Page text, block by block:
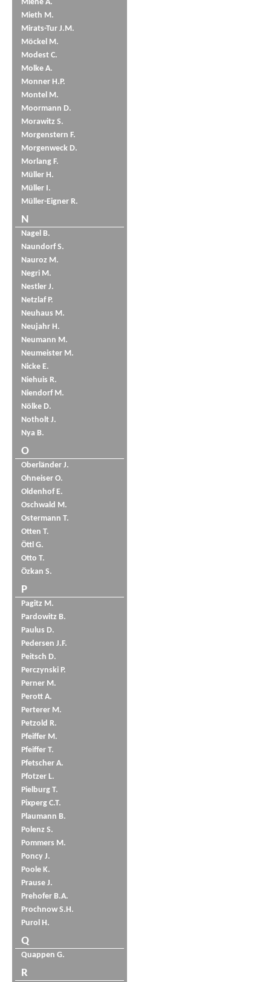
Miene A.
Mieth M.
Mirats-Tur J.M.
Möckel M.
Modest C.
Molke A.
Monner H.P.
Montel M.
Moormann D.
Morawitz S.
Morgenstern F.
Morgenweck D.
Morlang F.
Müller H.
Müller I.
Müller-Eigner R.
N
Nagel B.
Naundorf S.
Nauroz M.
Negri M.
Nestler J.
Netzlaf P.
Neuhaus M.
Neujahr H.
Neumann M.
Neumeister M.
Nicke E.
Niehuis R.
Niendorf M.
Nölke D.
Notholt J.
Nya B.
O
Oberländer J.
Ohneiser O.
Oldenhof E.
Oschwald M.
Ostermann T.
Otten T.
Öttl G.
Otto T.
Özkan S.
P
Pagitz M.
Pardowitz B.
Paulus D.
Pedersen J.F.
Peitsch D.
Perczynski P.
Perner M.
Perott A.
Perterer M.
Petzold R.
Pfeiffer M.
Pfeiffer T.
Pfetscher A.
Pfotzer L.
Pielburg T.
Pixperg C.T.
Plaumann B.
Polenz S.
Pommers M.
Poncy J.
Poole K.
Prause J.
Prehofer B.A.
Prochnow S.H.
Purol H.
Q
Quappen G.
R